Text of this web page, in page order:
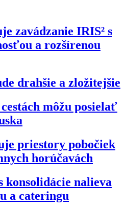
zavádzanie IRIS² s
a rozšírenou
drahšie a zložitejšie
môžu posielať
priestory pobočiek
horúčavách
konsolidácie nalieva
a cateringu